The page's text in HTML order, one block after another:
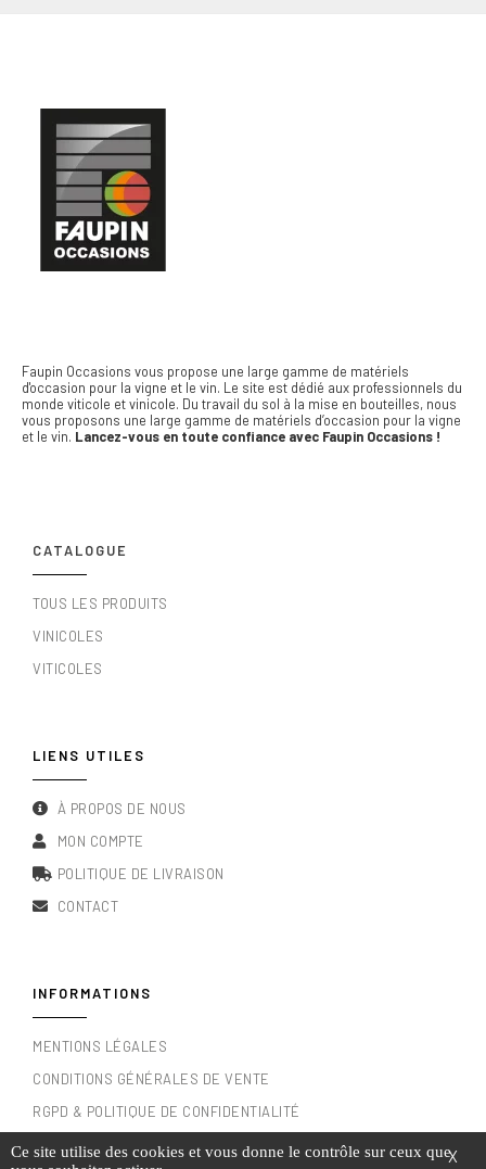
Faupin Occasions vous propose une large gamme de matériels
d'occasion pour la vigne et le vin. Le site est dédié aux professionnels du
monde viticole et vinicole. Du travail du sol à la mise en bouteilles, nous
vous proposons une large gamme de matériels d’occasion pour la vigne
et le vin. Lancez-vous en toute confiance avec Faupin Occasions !
CATALOGUE
TOUS LES PRODUITS
VINICOLES
VITICOLES
LIENS UTILES
À PROPOS DE NOUS
MON COMPTE
POLITIQUE DE LIVRAISON
CONTACT
INFORMATIONS
MENTIONS LÉGALES
CONDITIONS GÉNÉRALES DE VENTE
RGPD & POLITIQUE DE CONFIDENTIALITÉ
X
Ce site utilise des cookies et vous donne le contrôle sur ceux que